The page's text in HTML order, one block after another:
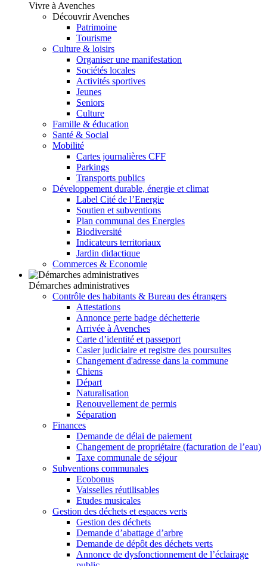
Vivre à Avenches
Découvrir Avenches
Patrimoine
Tourisme
Culture & loisirs
Organiser une manifestation
Sociétés locales
Activités sportives
Jeunes
Seniors
Culture
Famille & éducation
Santé & Social
Mobilité
Cartes journalières CFF
Parkings
Transports publics
Développement durable, énergie et climat
Label Cité de l’Energie
Soutien et subventions
Plan communal des Energies
Biodiversité
Indicateurs territoriaux
Jardin didactique
Commerces & Economie
Démarches administratives
Contrôle des habitants & Bureau des étrangers
Attestations
Annonce perte badge déchetterie
Arrivée à Avenches
Carte d’identité et passeport
Casier judiciaire et registre des poursuites
Changement d'adresse dans la commune
Chiens
Départ
Naturalisation
Renouvellement de permis
Séparation
Finances
Demande de délai de paiement
Changement de propriétaire (facturation de l’eau)
Taxe communale de séjour
Subventions communales
Ecobonus
Vaisselles réutilisables
Etudes musicales
Gestion des déchets et espaces verts
Gestion des déchets
Demande d’abattage d’arbre
Demande de dépôt des déchets verts
Annonce de dysfonctionnement de l’éclairage